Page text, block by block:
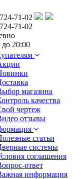
71-02
71-02
до 20:00
магазина
качества
чертеж
отзывы
статьи
системы
соглашения
ответ
информация